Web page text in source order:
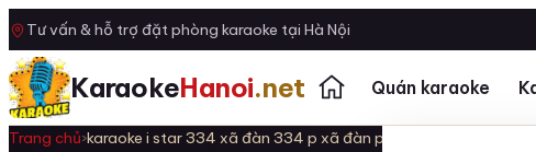
Tư vấn & hỗ trợ đặt phòng karaoke tại Hà Nội
KaraokeHanoi.net Quán karaoke
Trang chủ›karaoke i star 334 xã đàn 334 p xã đàn phương liên đống đa